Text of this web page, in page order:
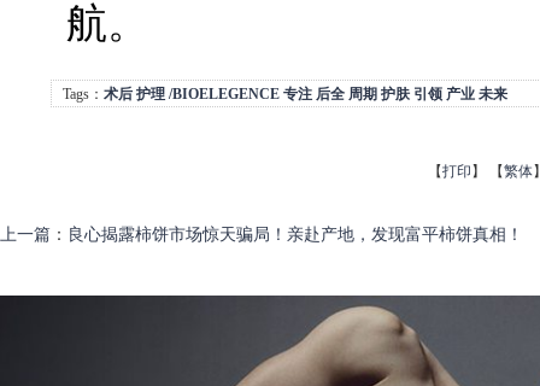
航。
Tags： 术后 护理 /BIOELEGENCE 专注 后全 周期 护肤 引领 产业 未来
【打印 】 【繁体
上一篇 ： 良心揭露柿饼市场惊天骗局！亲赴产地，发现富平柿饼真相！